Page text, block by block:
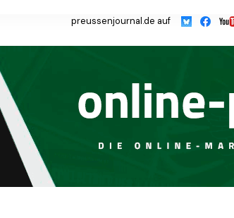
preussenjournal.de auf